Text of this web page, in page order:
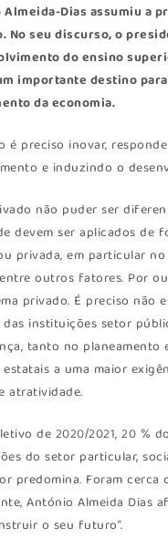
Dias assumiu a
No seu discurso, o
do ensino
importante destino
da economia.
é preciso inovar,
e induzindo o
não puder ser
devem ser aplicados de
privada, em particular
outros fatores. Por
privado. É preciso não
das instituições setor
tanto no planeamento
estatais a uma maior
atratividade.
de 2020/2021, 20 %
do setor particular,
predomina. Foram
António Almeida Dias
o seu futuro”.